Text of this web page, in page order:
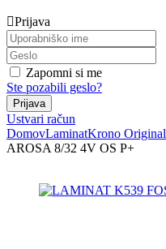
Prijava
Zapomni si me
Ste pozabili geslo?
Ustvari račun
DomovLaminatKrono Original
AROSA 8/32 4V OS P+